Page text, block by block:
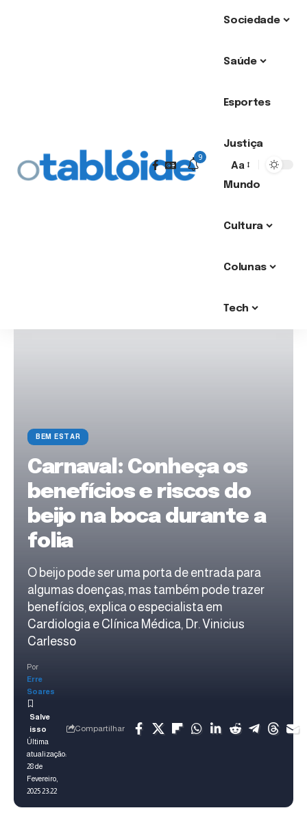
Sociedade
Saúde
Esportes
Justiça
Mundo
Cultura
Colunas
Tech
9
Aa
BEM ESTAR
Carnaval: Conheça os
benefícios e riscos do
beijo na boca durante a
folia
O beijo pode ser uma porta de entrada para
algumas doenças, mas também pode trazer
benefícios, explica o especialista em
Cardiologia e Clínica Médica, Dr. Vinicius
Carlesso
Última
atualização:
28 de
Fevereiro,
2025 23:22
Por
Erre
Soares
Compartilhar